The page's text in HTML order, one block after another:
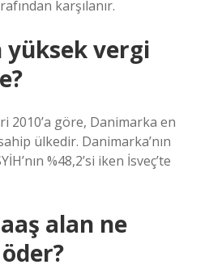
karşılanır.
yüksek vergi
2010’a göre, Danimarka en
ülkedir. Danimarka’nın
%48,2’si iken İsveç’te
alan ne